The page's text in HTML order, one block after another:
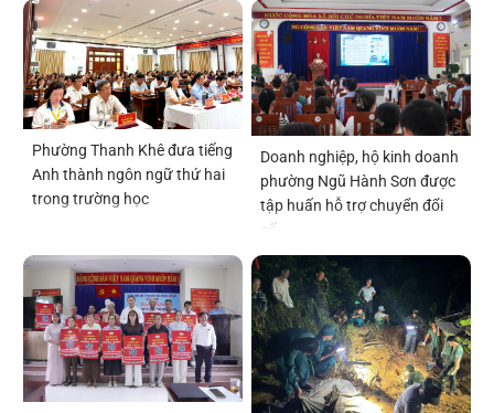
Phường Thanh Khê đưa tiếng
Anh thành ngôn ngữ thứ hai
trong trường học
Doanh nghiệp, hộ kinh doanh
phường Ngũ Hành Sơn được
tập huấn hỗ trợ chuyển đổi
số